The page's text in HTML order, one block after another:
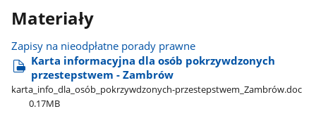
Materiały
Zapisy na nieodpłatne porady prawne
Karta informacyjna dla osób pokrzywdzonych
przestepstwem - Zambrów
karta​_info​_dla​_osób​_pokrzywdzonych-przestepstwem​_Zambrów.doc
0.17MB